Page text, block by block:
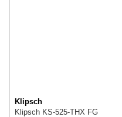
Klipsch
Klipsch KS-525-THX FG